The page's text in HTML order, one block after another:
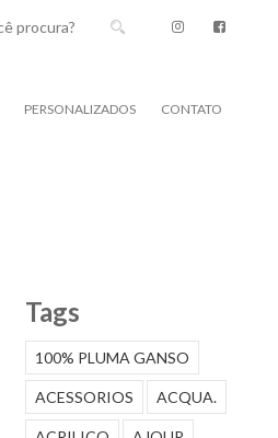
PERSONALIZADOS CONTATO
Tags
100% PLUMA GANSO
ACESSORIOS ACQUA.